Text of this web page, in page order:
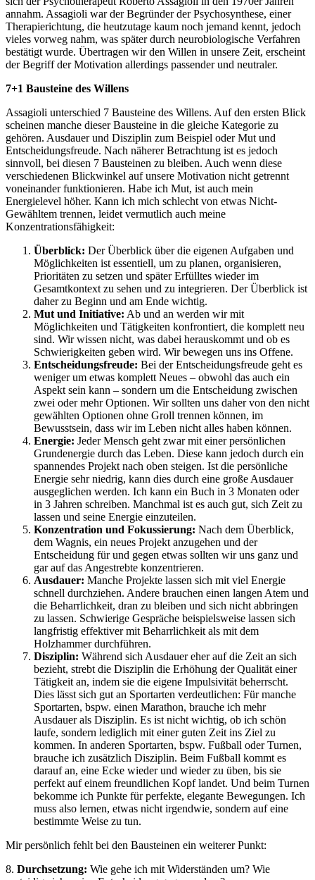
annahm. Assagioli war der Begründer der Psychosynthese, einer
Therapierichtung, die heutzutage kaum noch jemand kennt, jedoch
vieles vorweg nahm, was später durch neurobiologische Verfahren
bestätigt wurde. Übertragen wir den Willen in unsere Zeit, erscheint
der Begriff der Motivation allerdings passender und neutraler.
7+1 Bausteine des Willens
Assagioli unterschied 7 Bausteine des Willens. Auf den ersten Blick
scheinen manche dieser Bausteine in die gleiche Kategorie zu
gehören. Ausdauer und Disziplin zum Beispiel oder Mut und
Entscheidungsfreude. Nach näherer Betrachtung ist es jedoch
sinnvoll, bei diesen 7 Bausteinen zu bleiben. Auch wenn diese
verschiedenen Blickwinkel auf unsere Motivation nicht getrennt
voneinander funktionieren. Habe ich Mut, ist auch mein
Energielevel höher. Kann ich mich schlecht von etwas Nicht-
Gewähltem trennen, leidet vermutlich auch meine
Konzentrationsfähigkeit:
Überblick: Der Überblick über die eigenen Aufgaben und
Möglichkeiten ist essentiell, um zu planen, organisieren,
Prioritäten zu setzen und später Erfülltes wieder im
Gesamtkontext zu sehen und zu integrieren. Der Überblick ist
daher zu Beginn und am Ende wichtig.
Mut und Initiative: Ab und an werden wir mit
Möglichkeiten und Tätigkeiten konfrontiert, die komplett neu
sind. Wir wissen nicht, was dabei herauskommt und ob es
Schwierigkeiten geben wird. Wir bewegen uns ins Offene.
Entscheidungsfreude: Bei der Entscheidungsfreude geht es
weniger um etwas komplett Neues – obwohl das auch ein
Aspekt sein kann – sondern um die Entscheidung zwischen
zwei oder mehr Optionen. Wir sollten uns daher von den nicht
gewählten Optionen ohne Groll trennen können, im
Bewusstsein, dass wir im Leben nicht alles haben können.
Energie: Jeder Mensch geht zwar mit einer persönlichen
Grundenergie durch das Leben. Diese kann jedoch durch ein
spannendes Projekt nach oben steigen. Ist die persönliche
Energie sehr niedrig, kann dies durch eine große Ausdauer
ausgeglichen werden. Ich kann ein Buch in 3 Monaten oder
in 3 Jahren schreiben. Manchmal ist es auch gut, sich Zeit zu
lassen und seine Energie einzuteilen.
Konzentration und Fokussierung: Nach dem Überblick,
dem Wagnis, ein neues Projekt anzugehen und der
Entscheidung für und gegen etwas sollten wir uns ganz und
gar auf das Angestrebte konzentrieren.
Ausdauer: Manche Projekte lassen sich mit viel Energie
schnell durchziehen. Andere brauchen einen langen Atem und
die Beharrlichkeit, dran zu bleiben und sich nicht abbringen
zu lassen. Schwierige Gespräche beispielsweise lassen sich
langfristig effektiver mit Beharrlichkeit als mit dem
Holzhammer durchführen.
Disziplin: Während sich Ausdauer eher auf die Zeit an sich
bezieht, strebt die Disziplin die Erhöhung der Qualität einer
Tätigkeit an, indem sie die eigene Impulsivität beherrscht.
Dies lässt sich gut an Sportarten verdeutlichen: Für manche
Sportarten, bspw. einen Marathon, brauche ich mehr
Ausdauer als Disziplin. Es ist nicht wichtig, ob ich schön
laufe, sondern lediglich mit einer guten Zeit ins Ziel zu
kommen. In anderen Sportarten, bspw. Fußball oder Turnen,
brauche ich zusätzlich Disziplin. Beim Fußball kommt es
darauf an, eine Ecke wieder und wieder zu üben, bis sie
perfekt auf einem freundlichen Kopf landet. Und beim Turnen
bekomme ich Punkte für perfekte, elegante Bewegungen. Ich
muss also lernen, etwas nicht irgendwie, sondern auf eine
bestimmte Weise zu tun.
Mir persönlich fehlt bei den Bausteinen ein weiterer Punkt:
8. Durchsetzung: Wie gehe ich mit Widerständen um? Wie